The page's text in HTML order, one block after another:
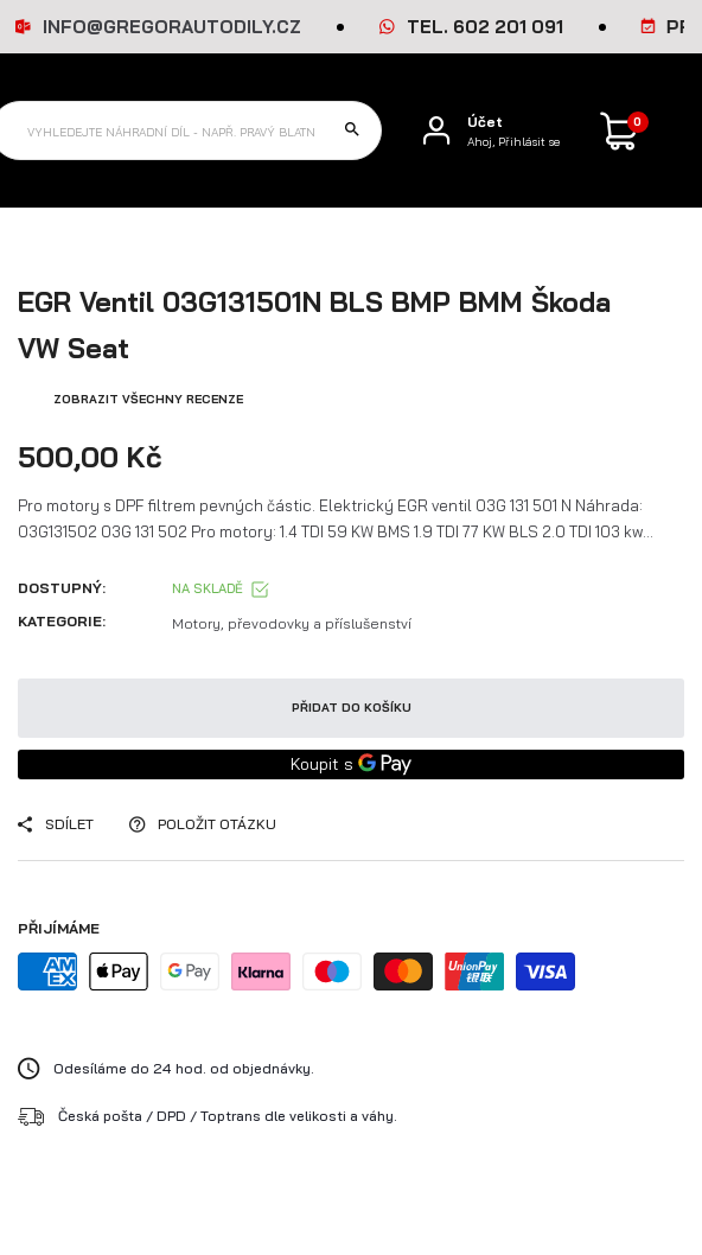
INFO@GREGORAUTODILY.CZ TEL. 602 201 091
Účet
Ahoj, Přihlásit se
0
EGR Ventil 03G131501N BLS BMP BMM Škoda
VW Seat
ZOBRAZIT VŠECHNY RECENZE
500,00 Kč
Pro motory s DPF filtrem pevných částic. Elektrický EGR ventil 03G 131 501 N Náhrada:
03G131502 03G 131 502 Pro motory: 1.4 TDI 59 KW BMS 1.9 TDI 77 KW BLS 2.0 TDI 103 kw...
DOSTUPNÝ: NA SKLADĚ
KATEGORIE: Motory, převodovky a příslušenství
PŘIDAT DO KOŠÍKU
SDÍLET POLOŽIT OTÁZKU
PŘIJÍMÁME
Odesíláme do 24 hod. od objednávky.
Česká pošta / DPD / Toptrans dle velikosti a váhy.